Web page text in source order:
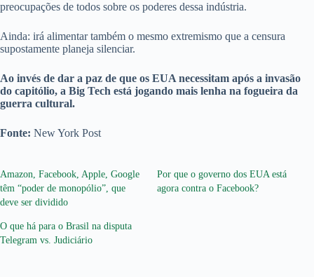
preocupações de todos sobre os poderes dessa indústria.
Ainda: irá alimentar também o mesmo extremismo que a censura
supostamente planeja silenciar.
Ao invés de dar a paz de que os EUA necessitam após a invasão
do capitólio, a Big Tech está jogando mais lenha na fogueira da
guerra cultural.
Fonte: New York Post
Amazon, Facebook, Apple, Google
têm “poder de monopólio”, que
deve ser dividido
Por que o governo dos EUA está
agora contra o Facebook?
O que há para o Brasil na disputa
Telegram vs. Judiciário